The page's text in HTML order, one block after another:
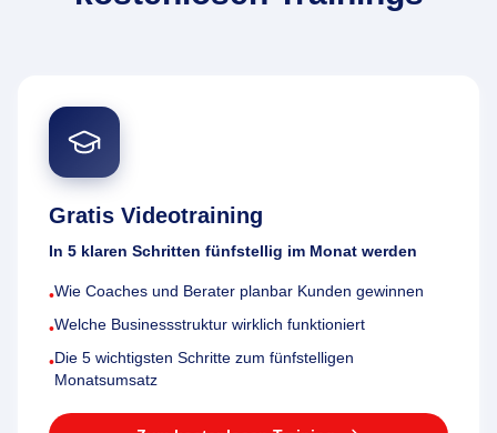
Gratis Videotraining
In 5 klaren Schritten fünfstellig im Monat werden
•Wie Coaches und Berater planbar Kunden gewinnen
•Welche Businessstruktur wirklich funktioniert
•Die 5 wichtigsten Schritte zum fünfstelligen
Monatsumsatz